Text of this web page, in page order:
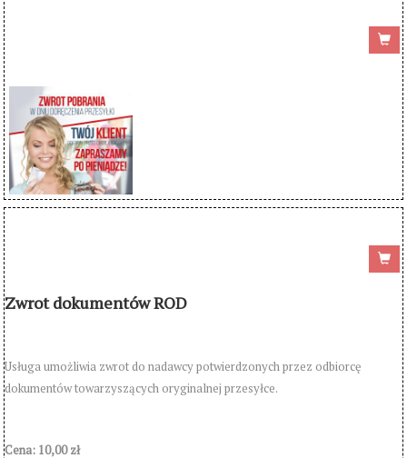
Zwrot dokumentów ROD
Usługa umożliwia zwrot do nadawcy potwierdzonych przez odbiorcę
dokumentów towarzyszących oryginalnej przesyłce.
Cena: 10,00 zł